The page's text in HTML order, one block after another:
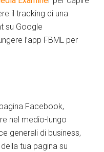
il tracking di una
su Google
l’app FBML per
Facebook,
nel medio-lungo
generali di business,
tua pagina su